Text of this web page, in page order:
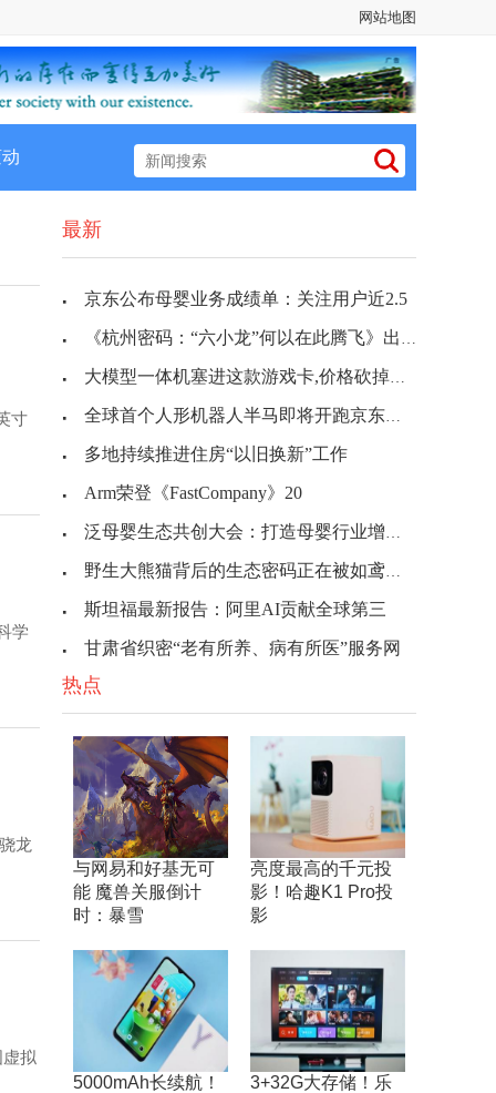
网站地图
寸
学
龙
虚拟
最新
京东公布母婴业务成绩单：关注用户近2.5
《杭州密码：“六小龙”何以在此腾飞》出版
大模型一体机塞进这款游戏卡,价格砍掉一个
全球首个人形机器人半马即将开跑京东携多家
多地持续推进住房“以旧换新”工作
Arm荣登《FastCompany》20
泛母婴生态共创大会：打造母婴行业增长新引
野生大熊猫背后的生态密码正在被如鸢玩家解
斯坦福最新报告：阿里AI贡献全球第三
甘肃省织密“老有所养、病有所医”服务网
热点
与网易和好基无可
能 魔兽关服倒计
时：暴雪
亮度最高的千元投
影！哈趣K1 Pro投
影
5000mAh长续航！
3+32G大存储！乐